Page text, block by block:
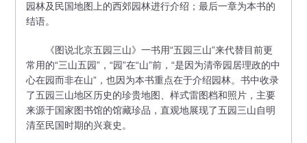
园林及民国地图上的西郊园林进行介绍；最后一章为本书的
结语。
《图说北京五园三山》一书用“五园三山”来代替目前更
常用的“三山五园”，“园”在“山”前，“是因为清帝园居理政的中
心在园而非在山”，也因为本书重点在于介绍园林。书中收录
了五园三山地区历史的珍贵地图、样式雷图档和照片，主要
来源于国家图书馆的馆藏珍品，直观地展现了五园三山自明
清至民国时期的兴衰史。